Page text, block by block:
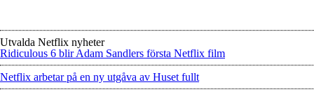
Utvalda Netflix nyheter
Ridiculous 6 blir Adam Sandlers första Netflix film
Netflix arbetar på en ny utgåva av Huset fullt